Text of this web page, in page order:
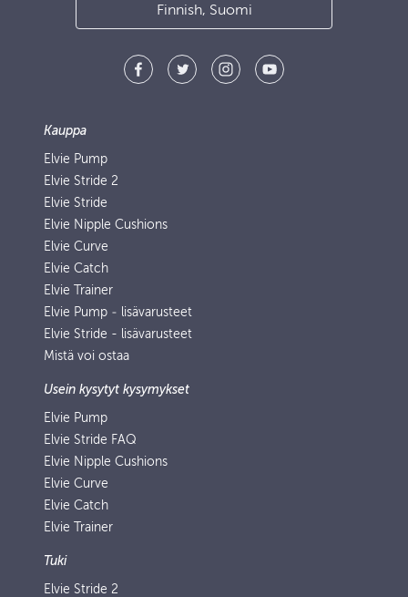
Finnish, Suomi
Kauppa
Elvie Pump
Elvie Stride 2
Elvie Stride
Elvie Nipple Cushions
Elvie Curve
Elvie Catch
Elvie Trainer
Elvie Pump ‑ lisävarusteet
Elvie Stride - lisävarusteet
Mistä voi ostaa
Usein kysytyt kysymykset
Elvie Pump
Elvie Stride FAQ
Elvie Nipple Cushions
Elvie Curve
Elvie Catch
Elvie Trainer
Tuki
Elvie Stride 2